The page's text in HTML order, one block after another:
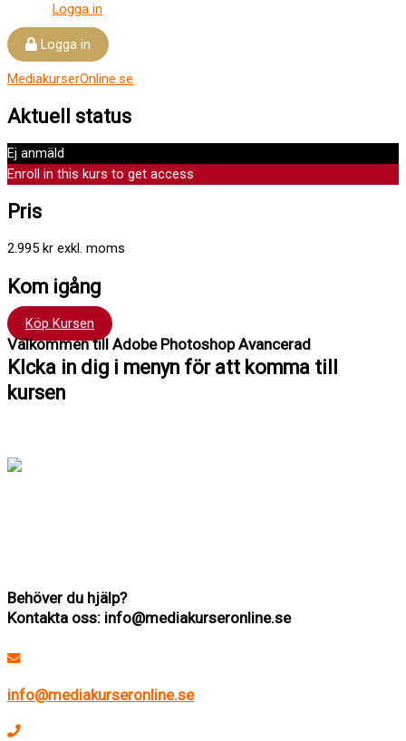
Logga in
Logga in
MediakurserOnline.se
Aktuell status
Ej anmäld
Enroll in this kurs to get access
Pris
2.995 kr exkl. moms
Kom igång
Köp Kursen
Välkommen till Adobe Photoshop Avancerad
Klcka in dig i menyn för att komma till
kursen
Behöver du hjälp?
Kontakta oss: info@mediakurseronline.se
info@mediakurseronline.se